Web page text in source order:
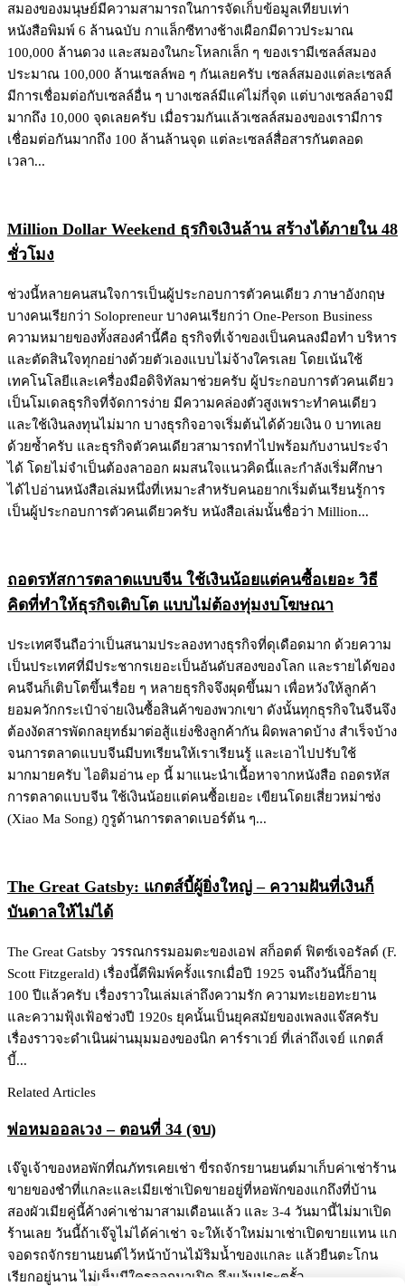
สมองของมนุษย์มีความสามารถในการจัดเก็บข้อมูลเทียบเท่า
หนังสือพิมพ์ 6 ล้านฉบับ กาแล็กซีทางช้างเผือกมีดาวประมาณ
100,000 ล้านดวง และสมองในกะโหลกเล็ก ๆ ของเรามีเซลล์สมอง
ประมาณ 100,000 ล้านเซลล์พอ ๆ กันเลยครับ เซลล์สมองแต่ละเซลล์
มีการเชื่อมต่อกับเซลล์อื่น ๆ บางเซลล์มีแค่ไม่กี่จุด แต่บางเซลล์อาจมี
มากถึง 10,000 จุดเลยครับ เมื่อรวมกันแล้วเซลล์สมองของเรามีการ
เชื่อมต่อกันมากถึง 100 ล้านล้านจุด แต่ละเซลล์สื่อสารกันตลอด
เวลา...
Million Dollar Weekend ธุรกิจเงินล้าน สร้างได้ภายใน 48
ชั่วโมง
ช่วงนี้หลายคนสนใจการเป็นผู้ประกอบการตัวคนเดียว ภาษาอังกฤษ
บางคนเรียกว่า Solopreneur บางคนเรียกว่า One-Person Business
ความหมายของทั้งสองคำนี้คือ ธุรกิจที่เจ้าของเป็นคนลงมือทำ บริหาร
และตัดสินใจทุกอย่างด้วยตัวเองแบบไม่จ้างใครเลย โดยเน้นใช้
เทคโนโลยีและเครื่องมือดิจิทัลมาช่วยครับ ผู้ประกอบการตัวคนเดียว
เป็นโมเดลธุรกิจที่จัดการง่าย มีความคล่องตัวสูงเพราะทำคนเดียว
และใช้เงินลงทุนไม่มาก บางธุรกิจอาจเริ่มต้นได้ด้วยเงิน 0 บาทเลย
ด้วยซ้ำครับ และธุรกิจตัวคนเดียวสามารถทำไปพร้อมกับงานประจำ
ได้ โดยไม่จำเป็นต้องลาออก ผมสนใจแนวคิดนี้และกำลังเริ่มศึกษา
ได้ไปอ่านหนังสือเล่มหนึ่งที่เหมาะสำหรับคนอยากเริ่มต้นเรียนรู้การ
เป็นผู้ประกอบการตัวคนเดียวครับ หนังสือเล่มนั้นชื่อว่า Million...
ถอดรหัสการตลาดแบบจีน ใช้เงินน้อยแต่คนซื้อเยอะ วิธี
คิดที่ทำให้ธุรกิจเติบโต แบบไม่ต้องทุ่มงบโฆษณา
ประเทศจีนถือว่าเป็นสนามประลองทางธุรกิจที่ดุเดือดมาก ด้วยความ
เป็นประเทศที่มีประชากรเยอะเป็นอันดับสองของโลก และรายได้ของ
คนจีนก็เติบโตขึ้นเรื่อย ๆ หลายธุรกิจจึงผุดขึ้นมา เพื่อหวังให้ลูกค้า
ยอมควักกระเป๋าจ่ายเงินซื้อสินค้าของพวกเขา ดังนั้นทุกธุรกิจในจีนจึง
ต้องงัดสารพัดกลยุทธ์มาต่อสู้แย่งชิงลูกค้ากัน ผิดพลาดบ้าง สำเร็จบ้าง
จนการตลาดแบบจีนมีบทเรียนให้เราเรียนรู้ และเอาไปปรับใช้
มากมายครับ ไอติมอ่าน ep นี้ มาแนะนำเนื้อหาจากหนังสือ ถอดรหัส
การตลาดแบบจีน ใช้เงินน้อยแต่คนซื้อเยอะ เขียนโดยเสี่ยวหม่าซ่ง
(Xiao Ma Song) กูรูด้านการตลาดเบอร์ต้น ๆ...
The Great Gatsby: แกตส์บี้ผู้ยิ่งใหญ่ – ความฝันที่เงินก็
บันดาลให้ไม่ได้
The Great Gatsby วรรณกรรมอมตะของเอฟ สก็อตต์ ฟิตซ์เจอรัลด์ (F.
Scott Fitzgerald) เรื่องนี้ตีพิมพ์ครั้งแรกเมื่อปี 1925 จนถึงวันนี้ก็อายุ
100 ปีแล้วครับ เรื่องราวในเล่มเล่าถึงความรัก ความทะเยอทะยาน
และความฟุ้งเฟ้อช่วงปี 1920s ยุคนั้นเป็นยุคสมัยของเพลงแจ๊สครับ
เรื่องราวจะดำเนินผ่านมุมมองของนิก คาร์ราเวย์ ที่เล่าถึงเจย์ แกตส์
บี้...
Related Articles
พ่อหมออลเวง – ตอนที่ 34 (จบ)
เจ๊จูเจ้าของหอพักที่ณภัทรเคยเช่า ขี่รถจักรยานยนต์มาเก็บค่าเช่าร้าน
ขายของชำที่แกละและเมียเช่าเปิดขายอยู่ที่หอพักของแกถึงที่บ้าน
สองผัวเมียคู่นี้ค้างค่าเช่ามาสามเดือนแล้ว และ 3-4 วันมานี้ไม่มาเปิด
ร้านเลย วันนี้ถ้าเจ๊จูไม่ได้ค่าเช่า จะให้เจ้าใหม่มาเช่าเปิดขายแทน แก
จอดรถจักรยานยนต์ไว้หน้าบ้านไม้ริมน้ำของแกละ แล้วยืนตะโกน
เรียกอยู่นาน ไม่เห็นมีใครออกมาเปิด จึงแง้มประตูรั้ว...